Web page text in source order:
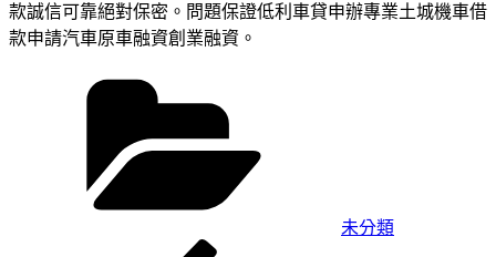
款誠信可靠絕對保密。問題保證低利車貸申辦專業土城機車借
款申請汽車原車融資創業融資。
未分類